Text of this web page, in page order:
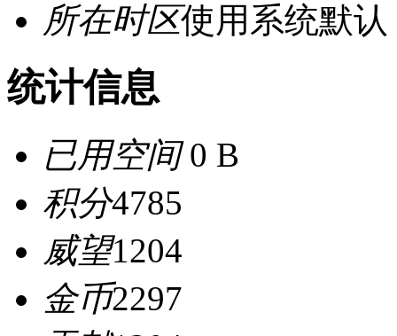
所在时区使用系统默认
统计信息
已用空间0 B
积分4785
威望1204
金币2297